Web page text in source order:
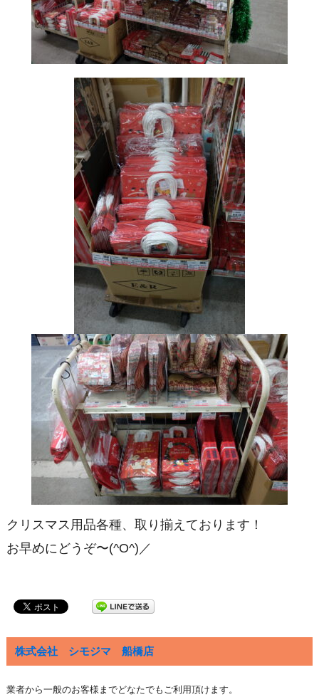
クリスマス用品各種、取り揃えております！
お早めにどうぞ〜(^O^)／
株式会社 シモジマ 船橋店
業者から一般のお客様までどなたでもご利用頂けます。